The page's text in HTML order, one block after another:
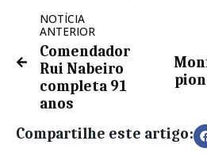
NOTÍCIA
ANTERIOR
Comendador
Rui Nabeiro
completa 91
anos
Compartilhe este artigo: